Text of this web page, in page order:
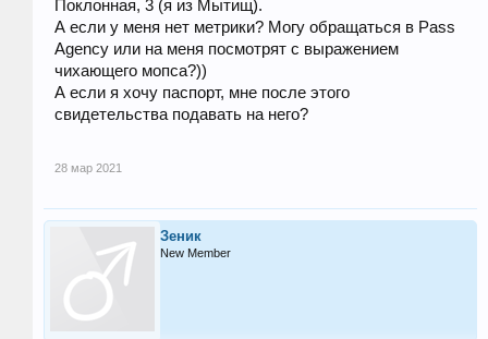
Поклонная, 3 (я из Мытищ).
А если у меня нет метрики? Могу обращаться в Pass
Agency или на меня посмотрят с выражением
чихающего мопса?))
А если я хочу паспорт, мне после этого
свидетельства подавать на него?
28 мар 2021
Зеник
New Member